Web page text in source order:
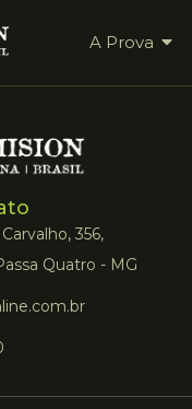
A Prova
356,
Quatro - MG